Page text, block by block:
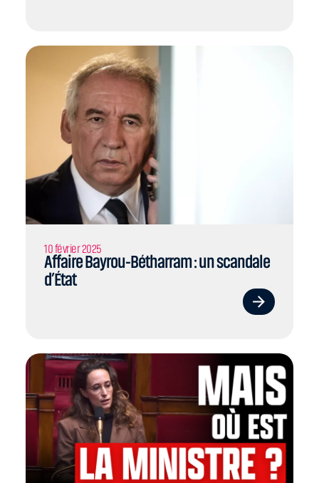
10 février 2025
Affaire Bayrou-Bétharram : un scandale
d’État